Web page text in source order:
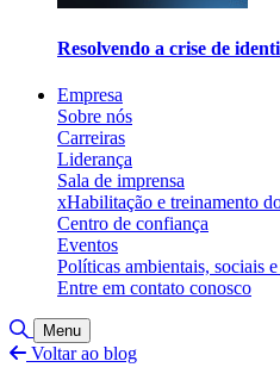
Resolvendo a crise de
Empresa
Sobre nós
Carreiras
Liderança
Sala de imprensa
xHabilitação e treinamento
Centro de confiança
Eventos
Políticas ambientais, sociais
Entre em contato conosco
Alternar pesquisa
Menu
Voltar ao blog